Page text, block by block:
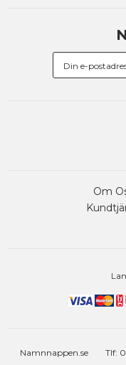
Om
Namnnappen.se Tlf: